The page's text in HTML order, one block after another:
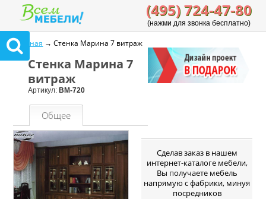
(495) 724-47-80
(нажми для звонка бесплатно)
Главная → Стенка Марина 7 витраж
Стенка Марина 7
витраж
Артикул: ВМ-720
Общее
Cделав заказ в нашем
интернет-каталоге мебели,
Вы получаете мебель
напрямую с фабрики, минуя
посредников